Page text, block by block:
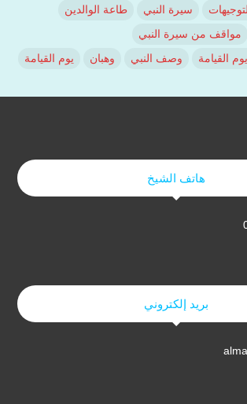
سيرة النبي
طاعة الوالدين
مواقف من سيرة النبي
القيامة
وصف النبي وهبان يوم القيامة
هاتف الشيخ
بريد إلكتروني